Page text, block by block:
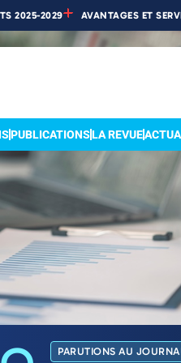
2025-2029 AVANTAGES ET
PUBLICATIONSLA REVUE
PARUTIONS AU